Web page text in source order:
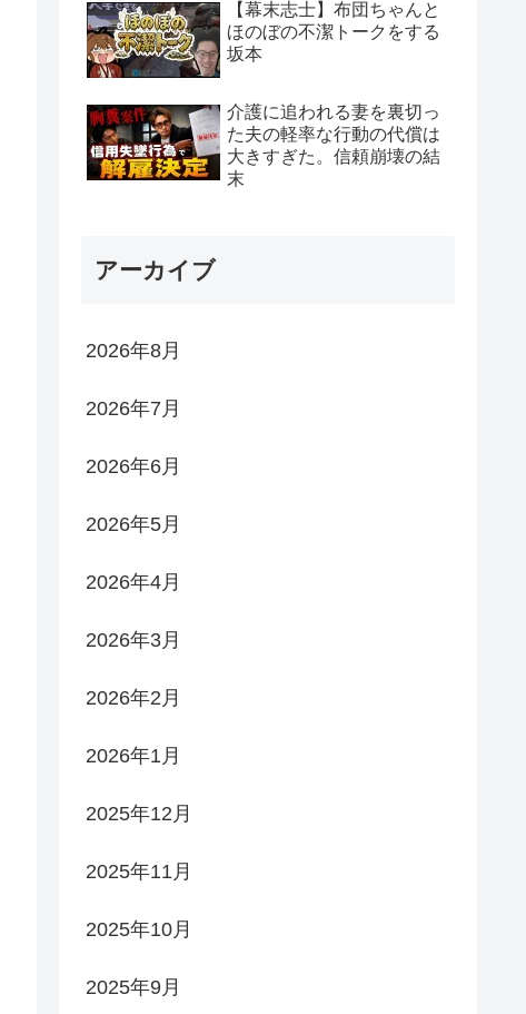
【幕末志士】布団ちゃんと
ほのぼの不潔トークをする
坂本
介護に追われる妻を裏切っ
た夫の軽率な行動の代償は
大きすぎた。信頼崩壊の結
末
アーカイブ
2026年8月
2026年7月
2026年6月
2026年5月
2026年4月
2026年3月
2026年2月
2026年1月
2025年12月
2025年11月
2025年10月
2025年9月